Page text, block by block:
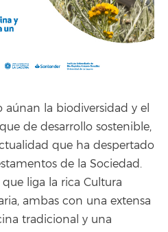
la biodiversidad y el
de desarrollo sostenible,
que ha despertado
de la Sociedad.
liga la rica Cultura
ambas con una extensa
tradicional y una